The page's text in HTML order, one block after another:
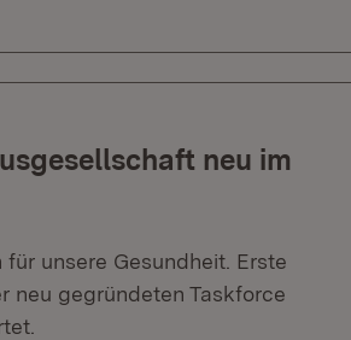
neu im
unsere Gesundheit. Erste
neu gegründeten Taskforce